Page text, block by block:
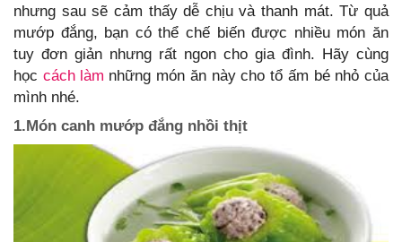
nhưng sau sẽ cảm thấy dễ chịu và thanh mát. Từ quả
mướp đắng, bạn có thể chế biến được nhiều món ăn
tuy đơn giản nhưng rất ngon cho gia đình. Hãy cùng
học cách làm những món ăn này cho tổ ấm bé nhỏ của
mình nhé.
1.Món canh mướp đắng nhồi thịt